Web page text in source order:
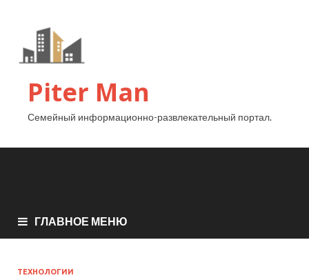
Piter Man
Семейный информационно-развлекательный портал.
ГЛАВНОЕ МЕНЮ
ТЕХНОЛОГИИ